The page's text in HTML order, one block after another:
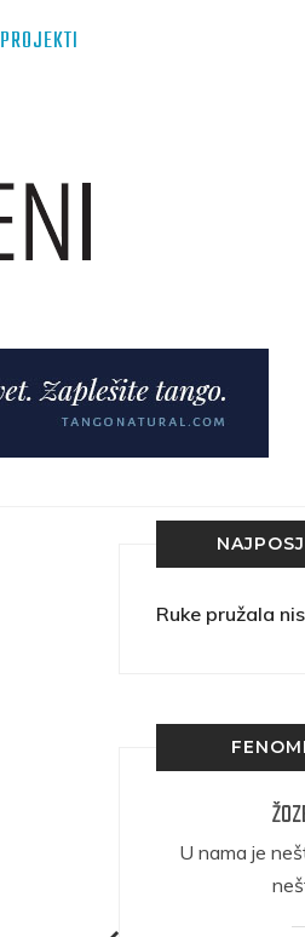
PROJEKTI
Ruke pružala
U nama je